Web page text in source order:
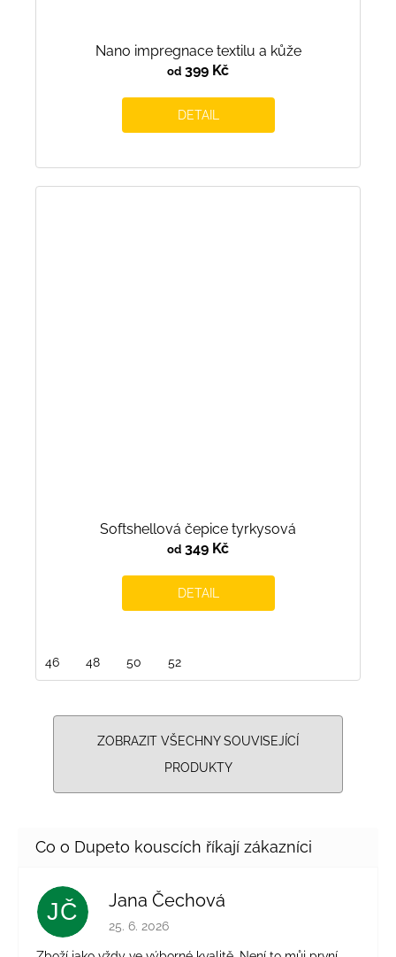
Nano impregnace textilu a kůže
od 399 Kč
DETAIL
Softshellová čepice tyrkysová
od 349 Kč
DETAIL
46 48 50 52
ZOBRAZIT VŠECHNY SOUVISEJÍCÍ
PRODUKTY
JČ Jana Čechová
Hodnocení obchodu je 5 z 5 hvězdiček.
25. 6. 2026